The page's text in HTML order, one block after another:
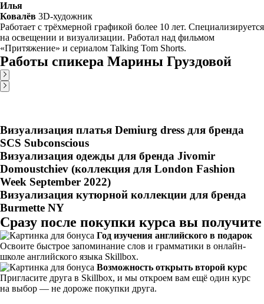
Илья
Ковалёв 3D-художник
Работает с трёхмерной графикой более 10 лет. Специализируется
на освещении и визуализации. Работал над фильмом
«Притяжение» и сериалом Talking Tom Shorts.
Работы спикера Марины Груздовой
Визуализация платья Demiurg dress для бренда
SCS Subconscious
Визуализация одежды для бренда Jivomir
Domoustchiev (коллекция для London Fashion
Week September 2022)
Визуализация кутюрной коллекции для бренда
Burmette NY
Сразу после покупки курса вы получите
Год изучения английского в подарок
Освоите быстрое запоминание слов и грамматики в онлайн-
школе английского языка Skillbox.
Возможность открыть второй курс
Пригласите друга в Skillbox, и мы откроем вам ещё один курс
на выбор — не дороже покупки друга.